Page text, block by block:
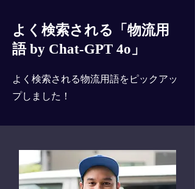
よく検索される「物流用
語 by Chat-GPT 4o」
よく検索される物流用語をピックアッ
プしました！